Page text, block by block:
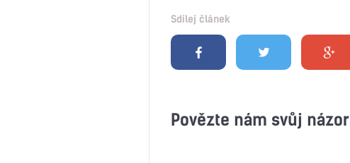
Sdílej článek
Povězte nám svůj názor